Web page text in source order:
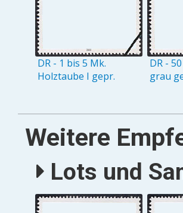
DR - 1 bis 5 Mk.
Holztaube I gepr.
DR -
grau
Weitere
Lots und